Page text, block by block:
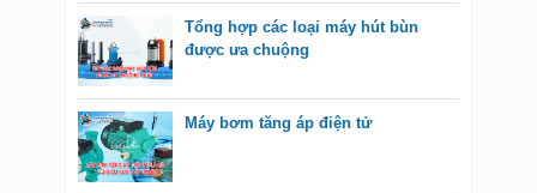
Tổng hợp các loại máy hút bùn
được ưa chuộng
Máy bơm tăng áp điện tử